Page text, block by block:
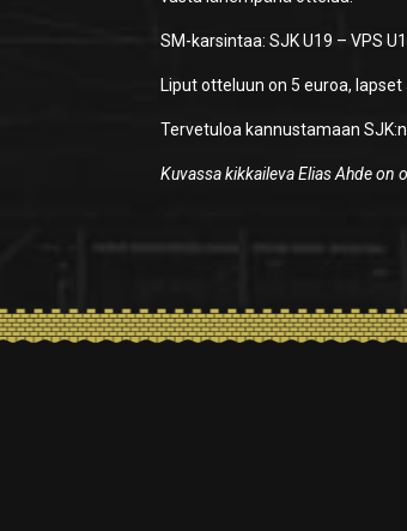
SM-karsintaa: SJK U19 – VPS
Liput otteluun on 5 euroa,
Tervetuloa kannustamaan
Kuvassa kikkaileva Elias Ahde on